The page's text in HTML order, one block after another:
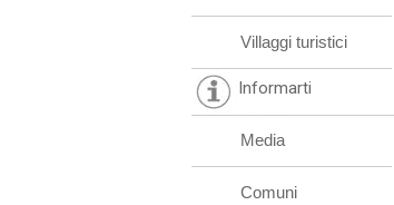
Villaggi turistici
Informarti
Media
Comuni